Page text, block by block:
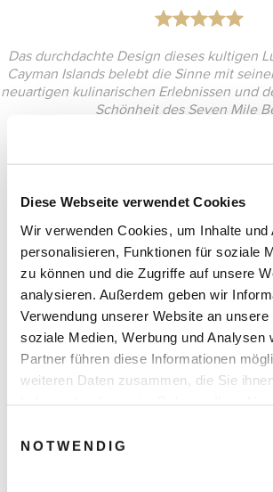
Diese Webseite verwendet Cookies
Wir verwenden Cookies, um Inhalte und
personalisieren, Funktionen für soziale
zu können und die Zugriffe auf unsere
analysieren. Außerdem geben wir
Verwendung unserer Website an
soziale Medien, Werbung und Analysen
Partner führen diese Informationen
weiteren Daten zusammen, die Sie
NOTWENDIG
Das durchdachte Design dieses kultigen
Cayman Islands belebt die Sinne mit
neuartigen kulinarischen Erlebnissen und
Schönheit des Seven Mile